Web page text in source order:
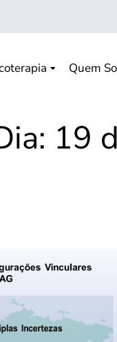
Quem
19